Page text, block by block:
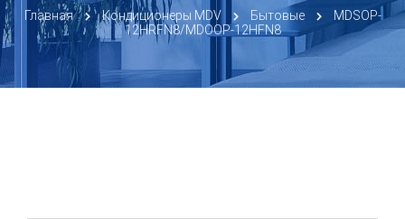
Главная Кондиционеры MDV Бытовые
MDSOP-
12HRFN8/MDOOP-12HFN8